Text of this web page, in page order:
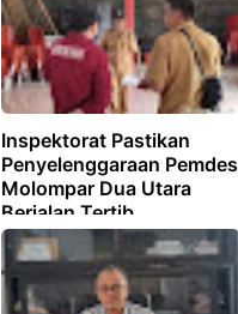
Inspektorat Pastikan
Penyelenggaraan Pemdes
Molompar Dua Utara
Berjalan Tertib,
Transparansi, dan
Akuntabilitas